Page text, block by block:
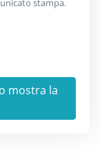
stampa.
mostra la